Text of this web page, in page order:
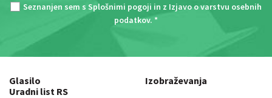
Seznanjen sem s Splošnimi pogoji in z Izjavo o varstvu osebnih
podatkov. *
Glasilo
Uradni list RS
Izobraževanja